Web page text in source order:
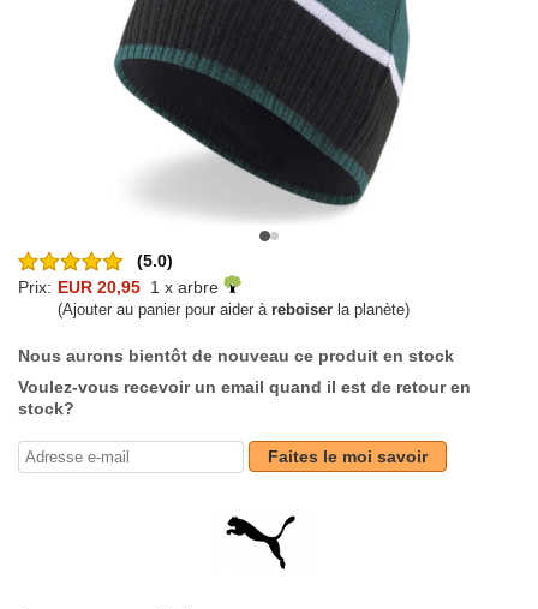
(5.0)
Prix: EUR 20,95 1 x arbre
(Ajouter au panier pour aider à reboiser la planète)
Nous aurons bientôt de nouveau ce produit en stock
Voulez-vous recevoir un email quand il est de retour en
stock?
Faites le moi savoir